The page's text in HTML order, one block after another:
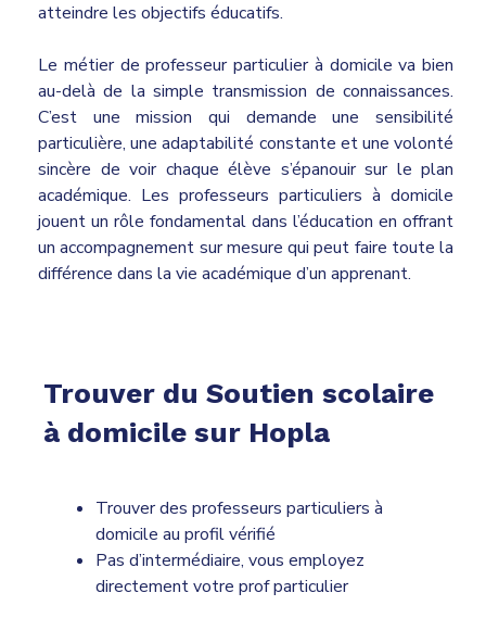
atteindre les objectifs éducatifs.
Le métier de professeur particulier à domicile va bien
au-delà de la simple transmission de connaissances.
C’est une mission qui demande une sensibilité
particulière, une adaptabilité constante et une volonté
sincère de voir chaque élève s’épanouir sur le plan
académique. Les professeurs particuliers à domicile
jouent un rôle fondamental dans l’éducation en offrant
un accompagnement sur mesure qui peut faire toute la
différence dans la vie académique d’un apprenant.
Trouver du Soutien scolaire
à domicile sur Hopla
Trouver des professeurs particuliers à
domicile au profil vérifié
Pas d’intermédiaire, vous employez
directement votre prof particulier